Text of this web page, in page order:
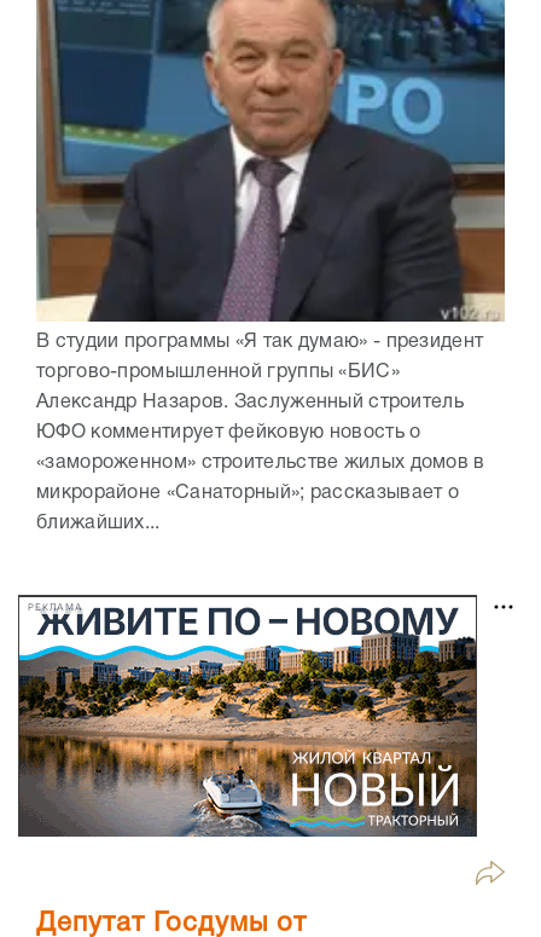
В студии программы «Я так думаю» - президент
торгово-промышленной группы «БИС»
Александр Назаров. Заслуженный строитель
ЮФО комментирует фейковую новость о
«замороженном» строительстве жилых домов в
микрорайоне «Санаторный»; рассказывает о
ближайших...
РЕКЛАМА
Депутат Госдумы от